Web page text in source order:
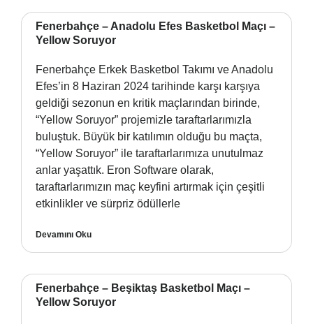
Fenerbahçe – Anadolu Efes Basketbol Maçı –
Yellow Soruyor
Fenerbahçe Erkek Basketbol Takımı ve Anadolu
Efes’in 8 Haziran 2024 tarihinde karşı karşıya
geldiği sezonun en kritik maçlarından birinde,
“Yellow Soruyor” projemizle taraftarlarımızla
buluştuk. Büyük bir katılımın olduğu bu maçta,
“Yellow Soruyor” ile taraftarlarımıza unutulmaz
anlar yaşattık. Eron Software olarak,
taraftarlarımızın maç keyfini artırmak için çeşitli
etkinlikler ve sürpriz ödüllerle
Devamını Oku
Fenerbahçe – Beşiktaş Basketbol Maçı –
Yellow Soruyor